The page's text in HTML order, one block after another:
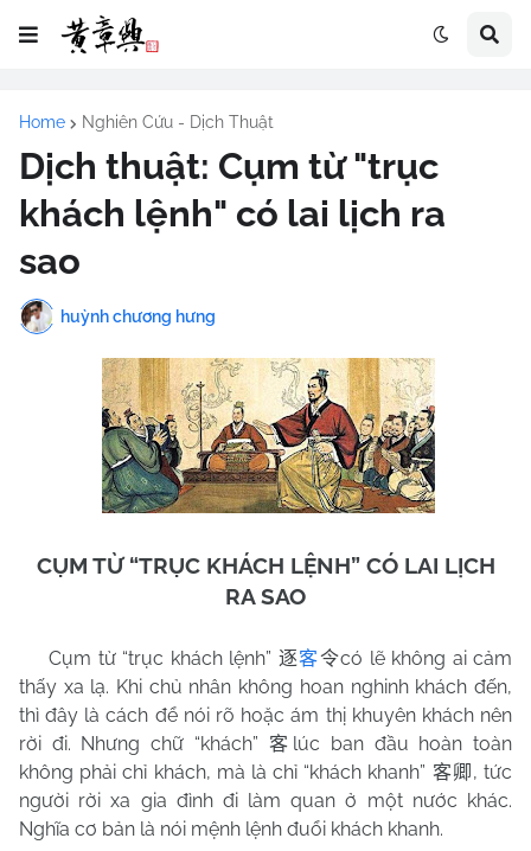
Home Nghiên Cứu - Dịch Thuật
Dịch thuật: Cụm từ "trục
khách lệnh" có lai lịch ra
sao
huỳnh chương hưng
CỤM TỪ “TRỤC KHÁCH LỆNH” CÓ LAI LỊCH
RA SAO
Cụm từ “trục khách lệnh” 逐客令có lẽ không ai cảm
thấy xa lạ. Khi chủ nhân không hoan nghinh khách đến,
thì đây là cách để nói rõ hoặc ám thị khuyên khách nên
rời đi. Nhưng chữ “khách” 客 lúc ban đầu hoàn toàn
không phải chỉ khách, mà là chỉ “khách khanh” 客卿, tức
người rời xa gia đình đi làm quan ở một nước khác.
Nghĩa cơ bản là nói mệnh lệnh đuổi khách khanh.